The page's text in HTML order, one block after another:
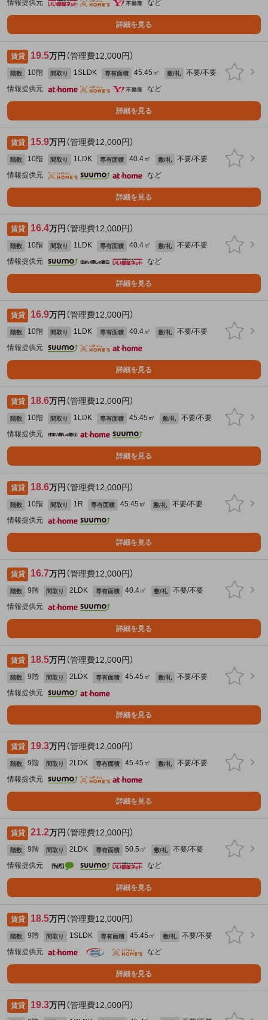
情報提供元
など
詳細を見る
賃貸 19.5万円 （管理費12,000円）
階数 10階 間取り 1SLDK 専有面積 45.45㎡ 敷/礼
不要/不要
情報提供元
など
詳細を見る
賃貸 15.9万円 （管理費12,000円）
階数 10階 間取り 1LDK 専有面積 40.4㎡ 敷/礼
不要/不要
情報提供元
など
詳細を見る
賃貸 16.4万円 （管理費12,000円）
階数 10階 間取り 1LDK 専有面積 40.4㎡ 敷/礼
不要/不要
情報提供元
など
詳細を見る
賃貸 16.9万円 （管理費12,000円）
階数 10階 間取り 1LDK 専有面積 40.4㎡ 敷/礼
不要/不要
情報提供元
詳細を見る
賃貸 18.6万円 （管理費12,000円）
階数 10階 間取り 1LDK 専有面積 45.45㎡ 敷/礼
不要/不要
情報提供元
詳細を見る
賃貸 18.6万円 （管理費12,000円）
階数 10階 間取り 1R 専有面積 45.45㎡ 敷/礼
不要/不要
情報提供元
詳細を見る
賃貸 16.7万円 （管理費12,000円）
階数 9階 間取り 2LDK 専有面積 40.4㎡ 敷/礼
不要/不要
情報提供元
詳細を見る
賃貸 18.5万円 （管理費12,000円）
階数 9階 間取り 2LDK 専有面積 45.45㎡ 敷/礼
不要/不要
情報提供元
詳細を見る
賃貸 19.3万円 （管理費12,000円）
階数 9階 間取り 2LDK 専有面積 45.45㎡ 敷/礼
不要/不要
情報提供元
詳細を見る
賃貸 21.2万円 （管理費12,000円）
階数 9階 間取り 2LDK 専有面積 50.5㎡ 敷/礼
不要/不要
情報提供元
など
詳細を見る
賃貸 18.5万円 （管理費12,000円）
階数 9階 間取り 1SLDK 専有面積 45.45㎡ 敷/礼
不要/不要
情報提供元
など
詳細を見る
賃貸 19.3万円 （管理費12,000円）